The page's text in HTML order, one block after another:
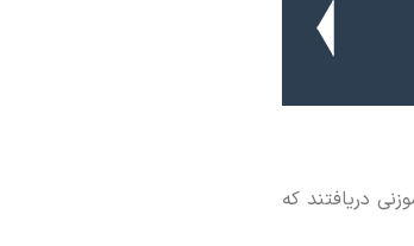
در یک مطالعه، 79٪ از بیماران طب سوزنی دریافتند که